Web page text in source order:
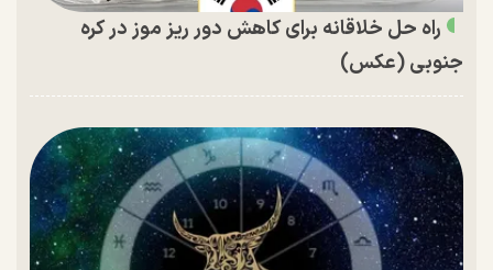
راه حل خلاقانه برای کاهش دور ریز موز در کره
جنوبی (عکس)